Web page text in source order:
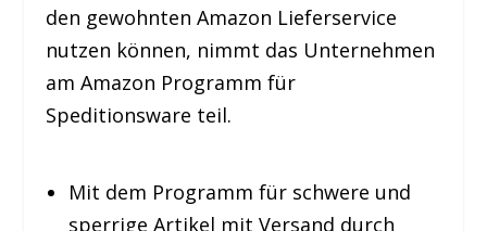
den gewohnten Amazon Lieferservice
nutzen können, nimmt das Unternehmen
am Amazon Programm für
Speditionsware teil.
Mit dem Programm für schwere und
sperrige Artikel mit Versand durch